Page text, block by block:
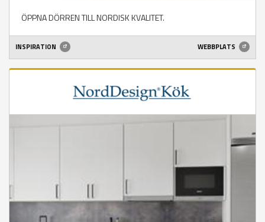
ÖPPNA DÖRREN TILL NORDISK KVALITET.
INSPIRATION WEBBPLATS